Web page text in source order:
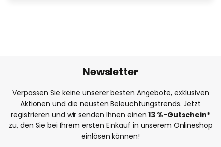
Newsletter
Verpassen Sie keine unserer besten Angebote, exklusiven
Aktionen und die neusten Beleuchtungstrends. Jetzt
registrieren und wir senden Ihnen einen 13 %-Gutschein*
zu, den Sie bei Ihrem ersten Einkauf in unserem Onlineshop
einlösen können!